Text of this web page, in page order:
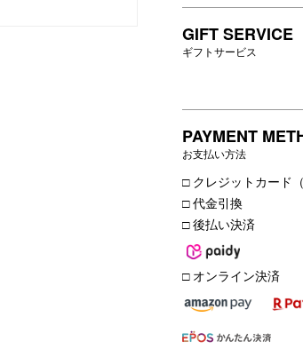
GIFT SERVICE
ギフトサービス
PAYMENT
お支払い方法
□ クレジットカード
□ 代金引換
□ 後払い決済
□ オンライン決済